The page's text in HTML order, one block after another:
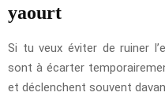
yaourt
Si tu veux éviter de ruiner
sont à écarter
et déclenchent souvent